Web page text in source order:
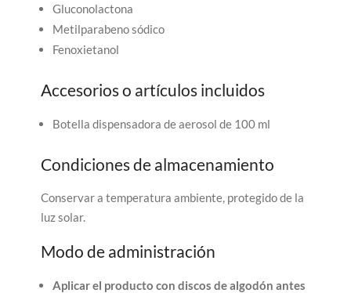
Gluconolactona
Metilparabeno sódico
Fenoxietanol
Accesorios o artículos incluidos
Botella dispensadora de aerosol de 100 ml
Condiciones de almacenamiento
Conservar a temperatura ambiente, protegido de la
luz solar.
Modo de administración
Aplicar el producto con discos de algodón antes